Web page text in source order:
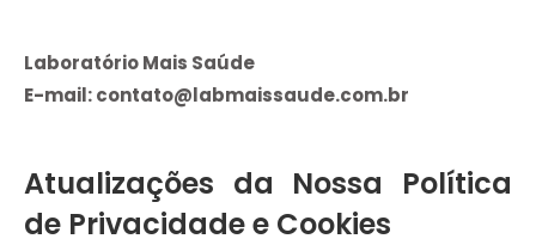
Laboratório Mais Saúde
E-mail: contato@labmaissaude.com.br
Atualizações da Nossa Política
de Privacidade e Cookies